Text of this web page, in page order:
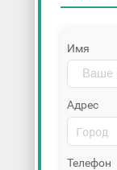
Имя
Адрес
Телефон